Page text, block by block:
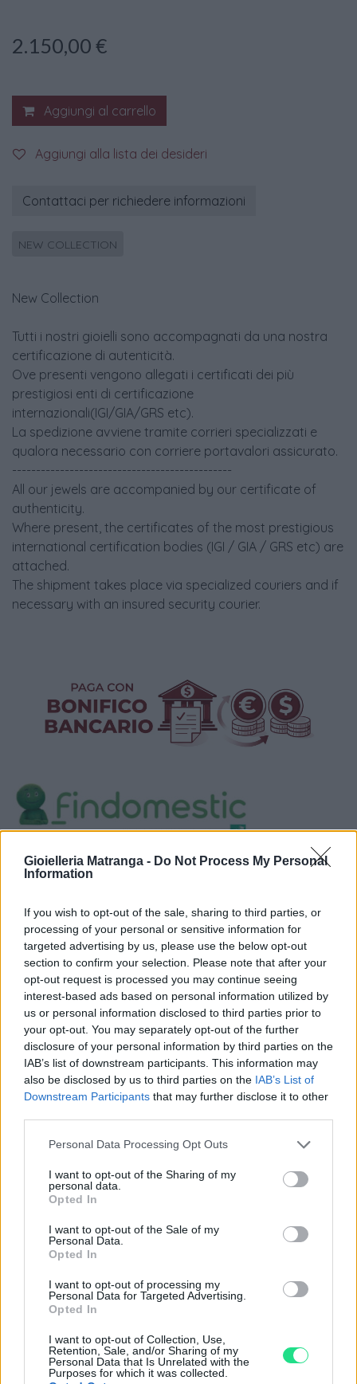
Gioielleria Matranga - Do Not Process My Personal
Information
If you wish to opt-out of the sale, sharing to third parties, or
processing of your personal or sensitive information for
targeted advertising by us, please use the below opt-out
section to confirm your selection. Please note that after your
opt-out request is processed you may continue seeing
interest-based ads based on personal information utilized by
us or personal information disclosed to third parties prior to
your opt-out. You may separately opt-out of the further
disclosure of your personal information by third parties on the
IAB’s list of downstream participants. This information may
also be disclosed by us to third parties on the IAB’s List of
Downstream Participants that may further disclose it to other
Please note that this website/app uses one or more Google
not limited to your visit or usage behaviour. You may click to
grant or deny consent to Google and its third-party tags to
use your data for below specified purposes in below Google
consent section.
Personal Data Processing Opt Outs
I want to opt-out of the Sharing of my
personal data.
Opted In
I want to opt-out of the Sale of my
Personal Data.
Opted In
I want to opt-out of processing my
Personal Data for Targeted Advertising.
Opted In
I want to opt-out of Collection, Use,
Retention, Sale, and/or Sharing of my
Personal Data that Is Unrelated with the
Purposes for which it was collected.
2.150,00 €
Aggiungi al carrello
Aggiungi alla lista dei desideri
Contattaci per richiedere informazioni
NEW COLLECTION
New Collection
Tutti i nostri gioielli sono accompagnati da una nostra
certificazione di autenticità.
Ove presenti vengono allegati i certificati dei più
prestigiosi enti di certificazione
internazionali(IGI/GIA/GRS etc).
La spedizione avviene tramite corrieri specializzati e
qualora necessario con corriere portavalori assicurato.
----------------------------------------------
All our jewels are accompanied by our certificate of
authenticity.
Where present, the certificates of the most prestigious
international certification bodies (IGI / GIA / GRS etc) are
attached.
The shipment takes place via specialized couriers and if
necessary with an insured security courier.
Visualizza proposte di finanziamento
Caratteristiche Prodotto
iRef:125
Google
4.8
Basato su 410 reviews
Powered byLocalImpact
nostro laboratorio di assistenza.
Reso facile e gratuitoentro 28 giorni.
Spedizione gratuita
per ordini superiori a 150 euro.
Per maggiori dettagli consultate la nostra
all'acquisto
Contattaci per richiedere maggiori